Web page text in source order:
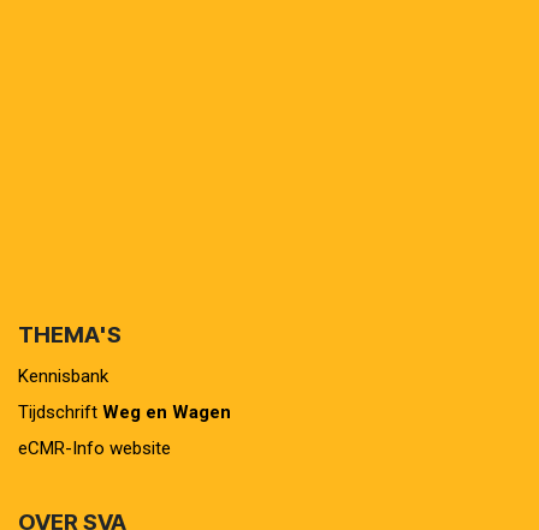
THEMA'S
Kennisbank
Tijdschrift Weg en Wagen
eCMR-Info website
OVER SVA